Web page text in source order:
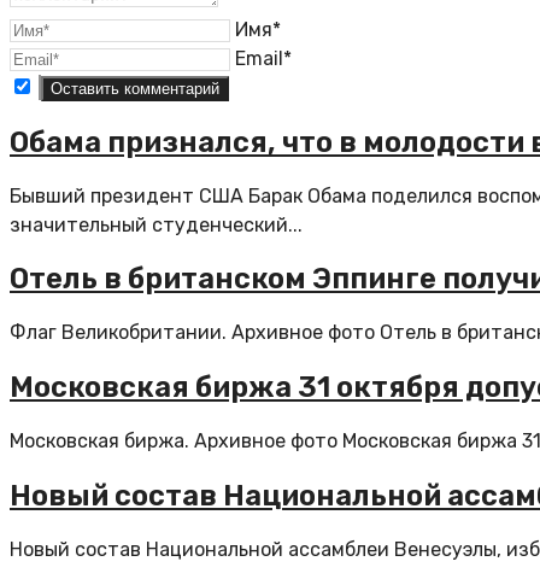
Имя*
Email*
Обама признался, что в
Бывший президент США Барак Обама поделился
значительный студенческий...
Отель в британском Эппинге
Флаг Великобритании. Архивное фото Отель в
Московская биржа 31 октября
Московская биржа. Архивное фото Московская биржа
Новый состав Национальной
Новый состав Национальной ассамблеи Венесуэлы,